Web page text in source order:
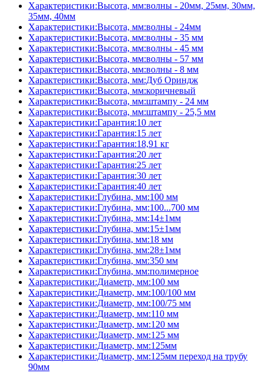
Характеристики:Высота, мм:волны - 20мм, 25мм, 30мм,
35мм, 40мм
Характеристики:Высота, мм:волны - 24мм
Характеристики:Высота, мм:волны - 35 мм
Характеристики:Высота, мм:волны - 45 мм
Характеристики:Высота, мм:волны - 57 мм
Характеристики:Высота, мм:волны - 8 мм
Характеристики:Высота, мм:Дуб Ориндж
Характеристики:Высота, мм:коричневый
Характеристики:Высота, мм:штампу - 24 мм
Характеристики:Высота, мм:штампу - 25,5 мм
Характеристики:Гарантия:10 лет
Характеристики:Гарантия:15 лет
Характеристики:Гарантия:18,91 кг
Характеристики:Гарантия:20 лет
Характеристики:Гарантия:25 лет
Характеристики:Гарантия:30 лет
Характеристики:Гарантия:40 лет
Характеристики:Глубина, мм:100 мм
Характеристики:Глубина, мм:100...700 мм
Характеристики:Глубина, мм:14±1мм
Характеристики:Глубина, мм:15±1мм
Характеристики:Глубина, мм:18 мм
Характеристики:Глубина, мм:28±1мм
Характеристики:Глубина, мм:350 мм
Характеристики:Глубина, мм:полимерное
Характеристики:Диаметр, мм:100 мм
Характеристики:Диаметр, мм:100/100 мм
Характеристики:Диаметр, мм:100/75 мм
Характеристики:Диаметр, мм:110 мм
Характеристики:Диаметр, мм:120 мм
Характеристики:Диаметр, мм:125 мм
Характеристики:Диаметр, мм:125мм
Характеристики:Диаметр, мм:125мм переход на трубу
90мм